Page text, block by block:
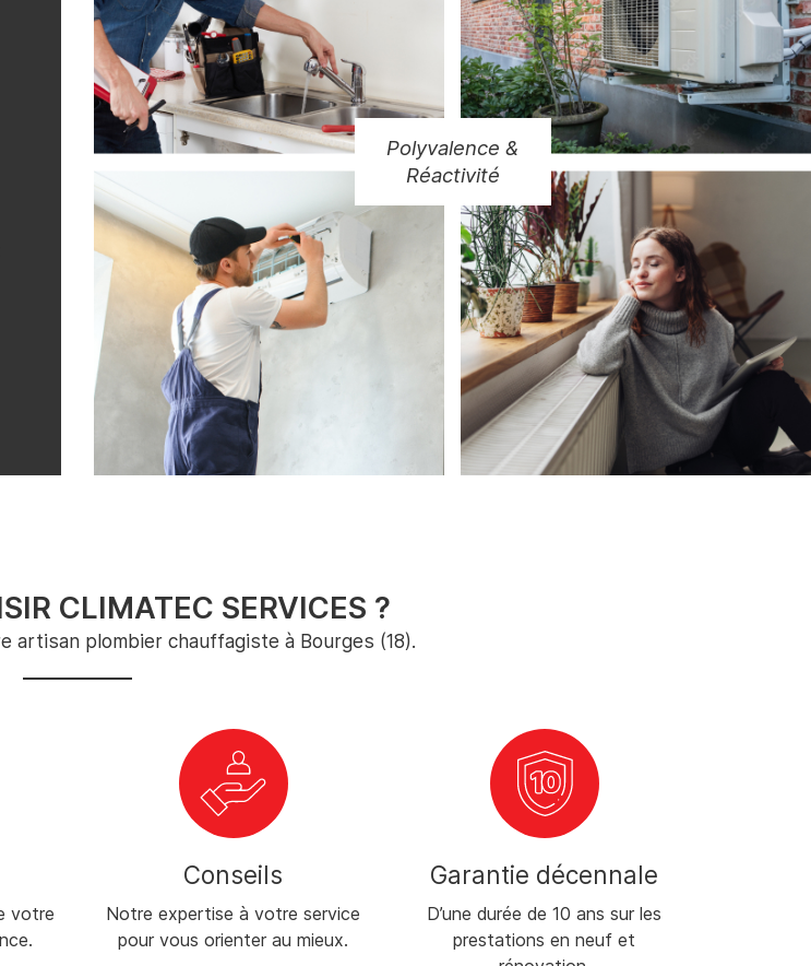
Polyvalence &
Réactivité
CLIMATEC SERVICES ?
artisan plombier chauffagiste à Bourges (18).
votre
Conseils
Notre expertise à votre service
pour vous orienter au mieux.
Garantie décennale
D’une durée de 10 ans sur les
prestations en neuf et